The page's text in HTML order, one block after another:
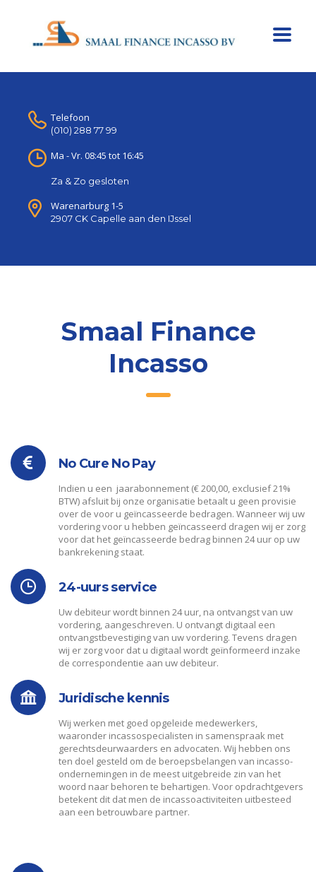
Telefoon
(010) 288 77 99
Ma - Vr. 08:45 tot 16:45
Za & Zo gesloten
Warenarburg 1-5
2907 CK Capelle aan den IJssel
Smaal Finance
Incasso
No Cure No Pay
Indien u een jaarabonnement (€ 200,00, exclusief 21%
BTW) afsluit bij onze organisatie betaalt u geen provisie
over de voor u geïncasseerde bedragen. Wanneer wij uw
vordering voor u hebben geïncasseerd dragen wij er zorg
voor dat het geïncasseerde bedrag binnen 24 uur op uw
bankrekening staat.
24-uurs service
Uw debiteur wordt binnen 24 uur, na ontvangst van uw
vordering, aangeschreven. U ontvangt digitaal een
ontvangstbevestiging van uw vordering. Tevens dragen
wij er zorg voor dat u digitaal wordt geïnformeerd inzake
de correspondentie aan uw debiteur.
Juridische kennis
Wij werken met goed opgeleide medewerkers,
waaronder incassospecialisten in samenspraak met
gerechtsdeurwaarders en advocaten. Wij hebben ons
ten doel gesteld om de beroepsbelangen van incasso-
ondernemingen in de meest uitgebreide zin van het
woord naar behoren te behartigen. Voor opdrachtgevers
betekent dit dat men de incassoactiviteiten uitbesteed
aan een betrouwbare partner.